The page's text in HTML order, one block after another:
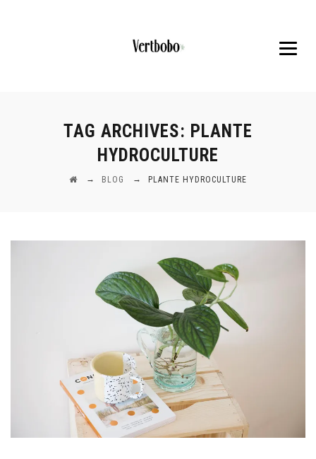
TAG ARCHIVES: PLANTE
HYDROCULTURE
→ BLOG → PLANTE HYDROCULTURE